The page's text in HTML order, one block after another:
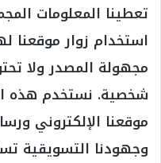
تعطينا المعلومات
استخدام زوار موقعنا
مجهولة المصدر ولا
شخصية. نستخدم هذه
موقعنا الإلكتروني
وجهودنا التسويقية